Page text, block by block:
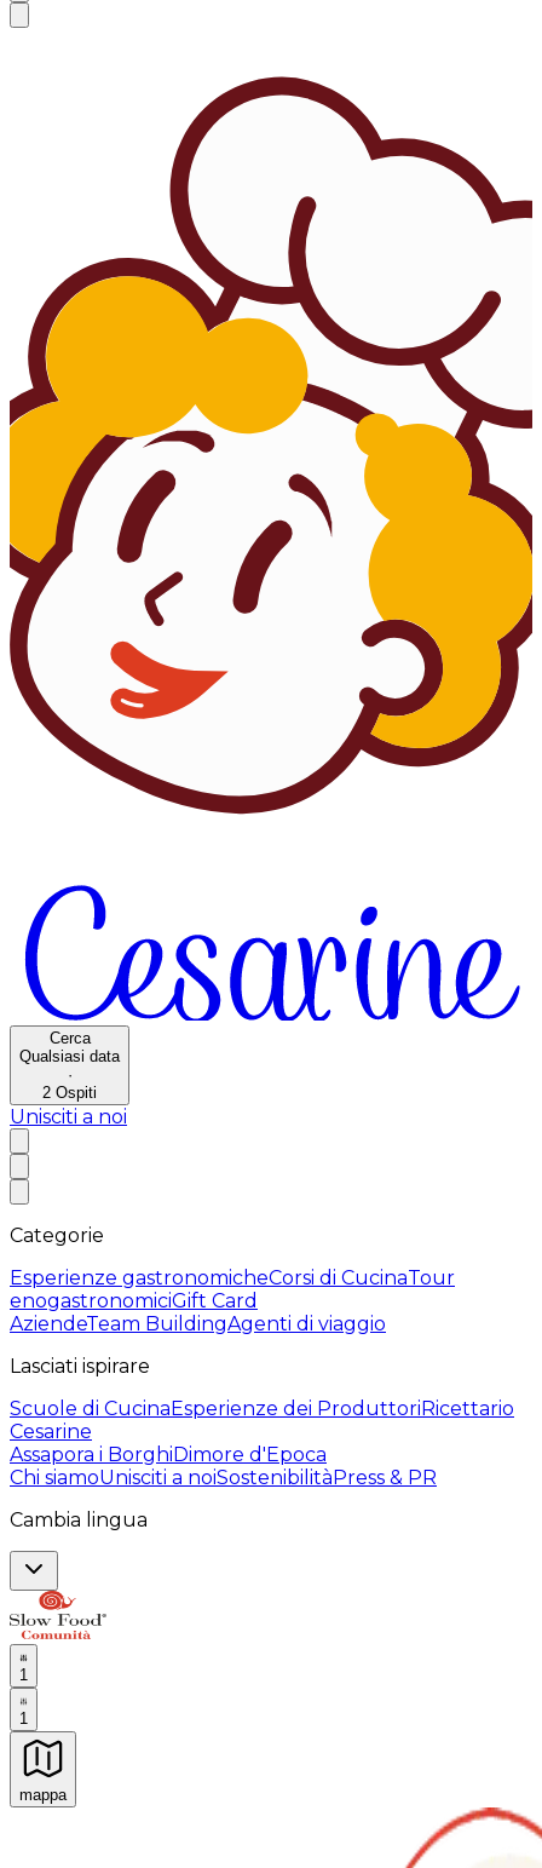
Cerca
Qualsiasi data
·
2 Ospiti
Unisciti a noi
Categorie
Esperienze gastronomicheCorsi di CucinaTour
enogastronomiciGift Card
AziendeTeam BuildingAgenti di viaggio
Lasciati ispirare
Scuole di CucinaEsperienze dei ProduttoriRicettario
Cesarine
Assapora i BorghiDimore d'Epoca
Chi siamoUnisciti a noiSostenibilitàPress & PR
Cambia lingua
1
1
mappa
Esperienze culinarie indimenticabili: Esperienze